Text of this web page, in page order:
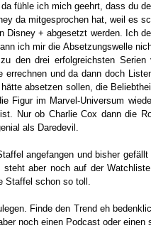
fühle ich mich geehrt, dass du
da mitgesprochen hat, weil es
Disney + abgesetzt werden. Ich
ich mir die Absetzungswelle
den drei erfolgreichsten
errechnen und da dann doch
absetzen sollen, die
Figur im Marvel-Universum
Nur ob Charlie Cox dann die
als Daredevil.
angefangen und bisher
aber noch auf der
Staffel schon so toll.
Finde den Trend eh
noch einen Podcast oder einen